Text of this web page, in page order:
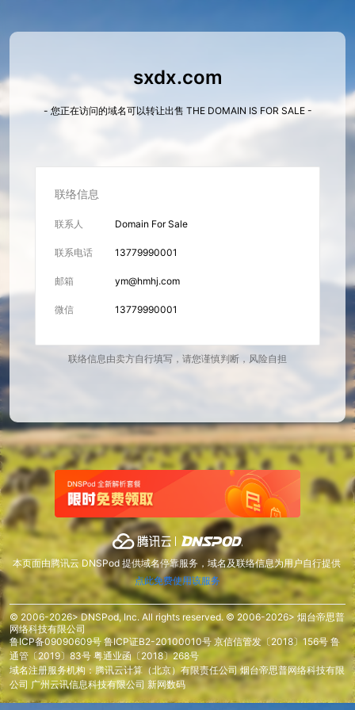
sxdx.com
- 您正在访问的域名可以转让出售 THE DOMAIN IS FOR SALE -
联络信息
联系人 Domain For Sale
联系电话 13779990001
邮箱 ym@hmhj.com
微信 13779990001
联络信息由卖方自行填写，请您谨慎判断，风险自担
本页面由腾讯云 DNSPod 提供域名停靠服务，域名及联络信息为用户自行提供
点此免费使用该服务
© 2006-2026> DNSPod, Inc. All rights reserved. © 2006-2026> 烟台帝思普
网络科技有限公司
鲁ICP备09090609号 鲁ICP证B2-20100010号 京信信管发〔2018〕156号 鲁
通管〔2019〕83号 粤通业函〔2018〕268号
域名注册服务机构：腾讯云计算（北京）有限责任公司 烟台帝思普网络科技有限
公司 广州云讯信息科技有限公司 新网数码